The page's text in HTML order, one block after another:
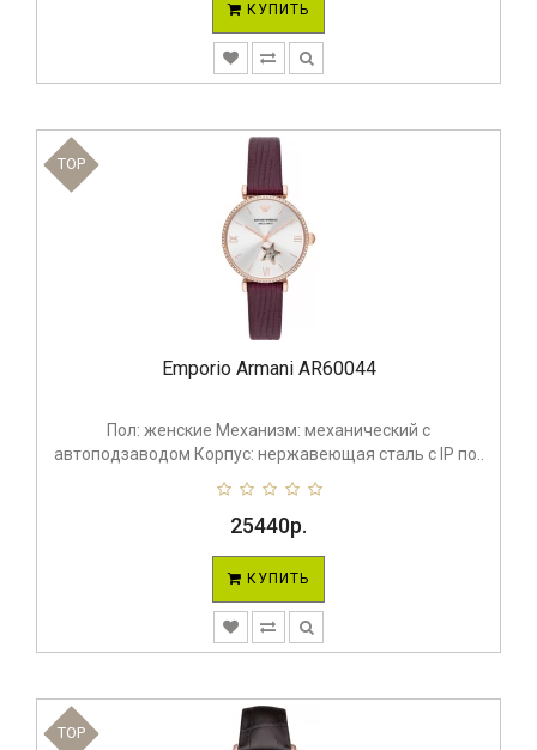
КУПИТЬ
TOP
Emporio Armani AR60044
Пол: женские Механизм: механический с
автоподзаводом Корпус: нержавеющая сталь с IP по..
25440р.
КУПИТЬ
TOP